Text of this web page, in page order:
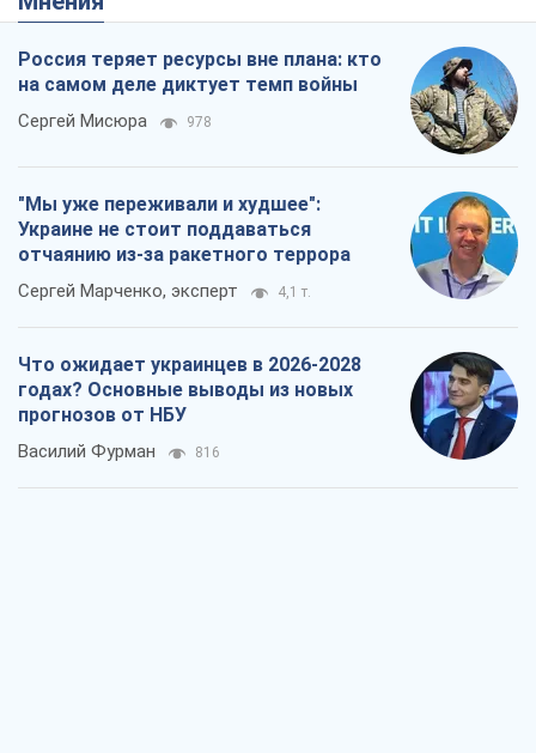
Россия теряет ресурсы вне плана: кто
на самом деле диктует темп войны
Сергей Мисюра 978
"Мы уже переживали и худшее":
Украине не стоит поддаваться
отчаянию из-за ракетного террора
Сергей Марченко, эксперт 4,1 т.
Что ожидает украинцев в 2026-2028
годах? Основные выводы из новых
прогнозов от НБУ
Василий Фурман 816